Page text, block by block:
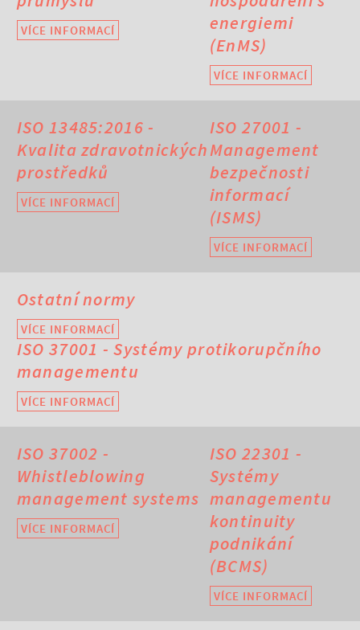
VÍCE INFORMACÍ
energiemi
(EnMS)
VÍCE INFORMACÍ
ISO 13485:2016 -
Kvalita zdravotnických
prostředků
VÍCE INFORMACÍ
ISO 27001 -
Management
bezpečnosti
informací
(ISMS)
VÍCE INFORMACÍ
Ostatní normy
VÍCE INFORMACÍ
ISO 37001 - Systémy protikorupčního
managementu
VÍCE INFORMACÍ
ISO 37002 -
Whistleblowing
management systems
VÍCE INFORMACÍ
ISO 22301 -
Systémy
managementu
kontinuity
podnikání
(BCMS)
VÍCE INFORMACÍ